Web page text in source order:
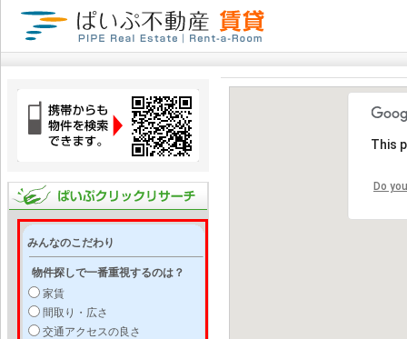
みんなのこだわり
物件探しで一番重視するのは？
家賃
間取り・広さ
交通アクセスの良さ
This
Do